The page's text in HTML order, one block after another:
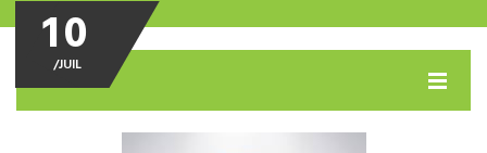
MENU
PRODUIT SANITAIRE.COM
10
/JUIL